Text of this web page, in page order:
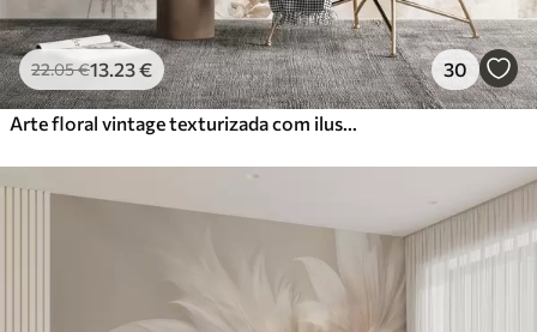
22.05€13.23€ 30
Arte floral vintage texturizada com ilustrações delicadas de flores e folhas de jardim em estilo desenho, tons suaves de bege pastel e sépia